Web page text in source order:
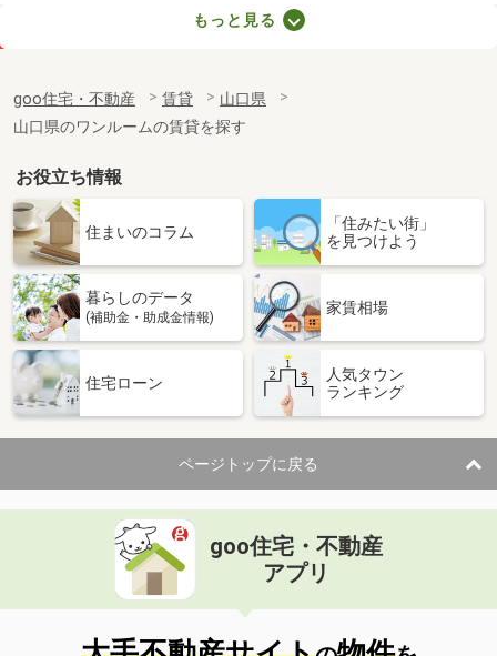
専有面積
45.89m²
間取り
1LDK
山口県宇部市西宇部北２丁目
価 格
4.10万円
山口県宇部市西宇部北２丁目
専有面積 22.35m²
間取り
山口県下関市石神町
住 所
山口県下関市石神町
専有面積 25.89m²
間取り
1K
山口県防府市大字植松
価 格
住 所
山口県防府市大字植松
専有面積 28.02m²
間取り
1K
もっと見る
goo住宅・不動産 賃貸
山口県
山口県のワンルームの賃貸を探す
お役立ち情報
住まいのコラム
「住みたい街」
を見つけよう
暮らしのデータ
(補助金・助成金情報)
家賃相場
住宅ローン
人気タウン
ランキング
ページトップに戻る
goo住宅・不動産
アプリ